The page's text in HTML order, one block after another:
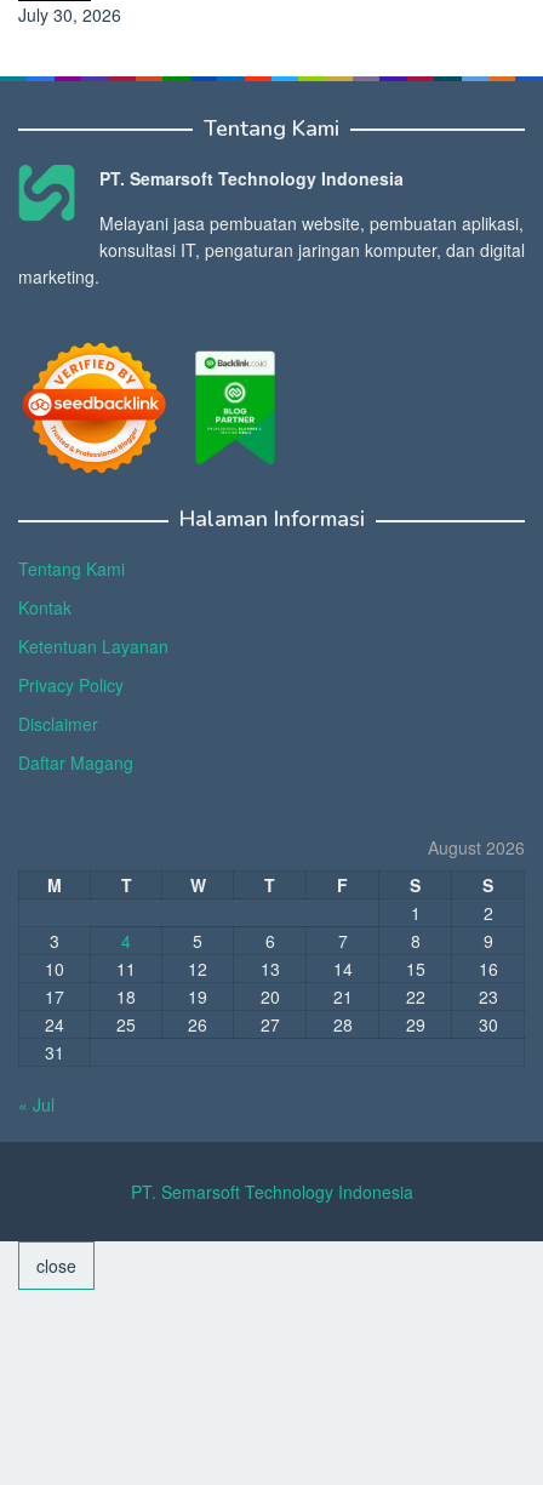
July 30, 2026
Tentang Kami
PT. Semarsoft Technology Indonesia
Melayani jasa pembuatan website, pembuatan aplikasi,
konsultasi IT, pengaturan jaringan komputer, dan digital
marketing.
Halaman Informasi
Tentang Kami
Kontak
Ketentuan Layanan
Privacy Policy
Disclaimer
Daftar Magang
August 2026
M
T W T F S
S
1
2
3
4 5 6 7 8
9
10
11 12 13 14 15
16
17
18 19 20 21 22
23
24
25 26 27 28 29
30
31
« Jul
PT. Semarsoft Technology Indonesia
close